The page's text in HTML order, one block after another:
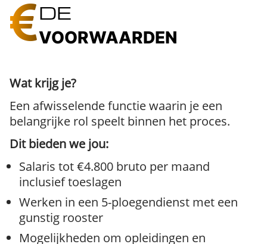
DE
VOORWAARDEN
Wat krijg je?
Een afwisselende functie waarin je een
belangrijke rol speelt binnen het proces.
Dit bieden we jou:
Salaris tot €4.800 bruto per maand
inclusief toeslagen
Werken in een 5-ploegendienst met een
gunstig rooster
Mogelijkheden om opleidingen en